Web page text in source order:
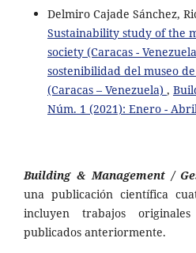
Delmiro Cajade Sánchez,
Sustainability study of the
society (Caracas -
sostenibilidad del museo
(Caracas – Venezuela) ,
Núm. 1 (2021): Enero -
Building & Management /
una publicación científica
incluyen trabajos
publicados anteriormente.